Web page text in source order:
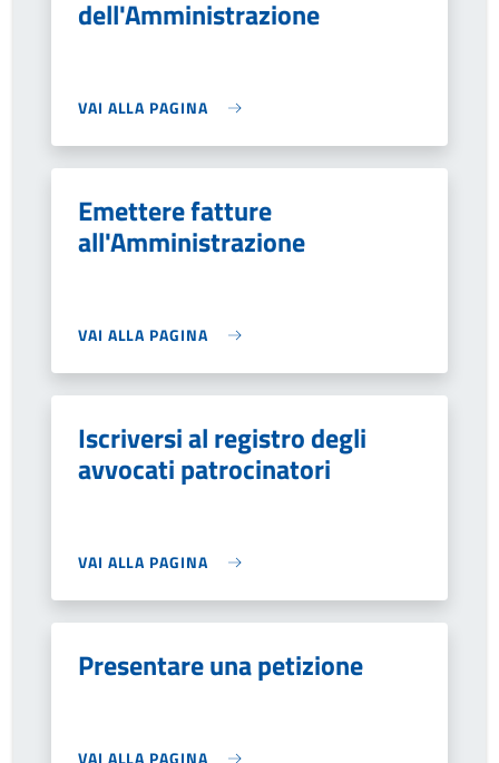
dell'Amministrazione
VAI ALLA PAGINA
Emettere fatture
all'Amministrazione
VAI ALLA PAGINA
Iscriversi al registro degli
avvocati patrocinatori
VAI ALLA PAGINA
Presentare una petizione
VAI ALLA PAGINA